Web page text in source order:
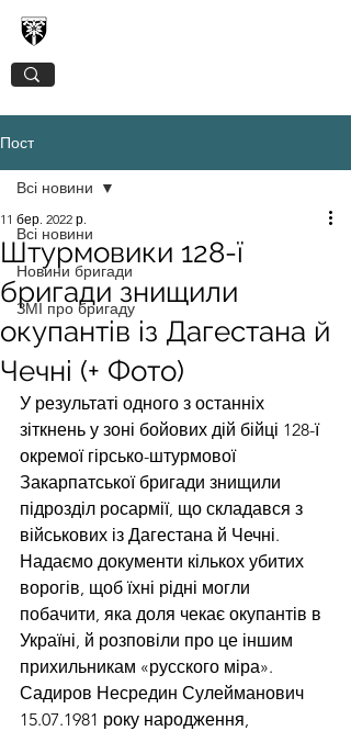
Пост
Всі новини
Новини бригади
ЗМІ про бригаду
Всі новини
Штурмовики 128-ї
бригади знищили
окупантів із Дагестана й
Чечні (+ Фото)
11 бер. 2022 р.
У результаті одного з останніх
зіткнень у зоні бойових дій бійці 128-ї
окремої гірсько-штурмової
Закарпатської бригади знищили
підрозділ росармії, що складався з
військових із Дагестана й Чечні.
Надаємо документи кількох убитих
ворогів, щоб їхні рідні могли
побачити, яка доля чекає окупантів в
Україні, й розповіли про це іншим
прихильникам «русского міра».
Садиров Несредин Сулейманович
15.07.1981 року народження,